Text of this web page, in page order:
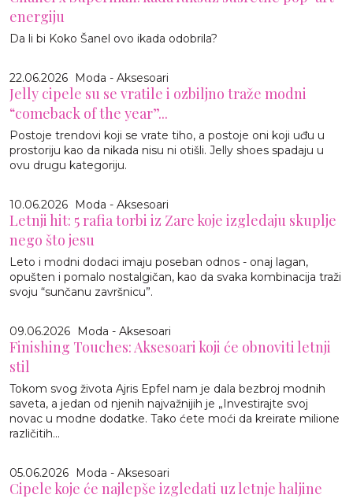
energiju
Da li bi Koko Šanel ovo ikada odobrila?
22.06.2026 Moda - Aksesoari
Jelly cipele su se vratile i ozbiljno traže modni
“comeback of the year”...
Postoje trendovi koji se vrate tiho, a postoje oni koji uđu u
prostoriju kao da nikada nisu ni otišli. Jelly shoes spadaju u
ovu drugu kategoriju.
10.06.2026 Moda - Aksesoari
Letnji hit: 5 rafia torbi iz Zare koje izgledaju skuplje
nego što jesu
Leto i modni dodaci imaju poseban odnos - onaj lagan,
opušten i pomalo nostalgičan, kao da svaka kombinacija traži
svoju “sunčanu završnicu”.
09.06.2026 Moda - Aksesoari
Finishing Touches: Aksesoari koji će obnoviti letnji
stil
Tokom svog života Ajris Epfel nam je dala bezbroj modnih
saveta, a jedan od njenih najvažnijih je „Investirajte svoj
novac u modne dodatke. Tako ćete moći da kreirate milione
različitih...
05.06.2026 Moda - Aksesoari
Cipele koje će najlepše izgledati uz letnje haljine